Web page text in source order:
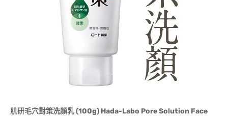
肌研毛穴對策洗顏乳(100g) Hada-Labo Pore Solution Face